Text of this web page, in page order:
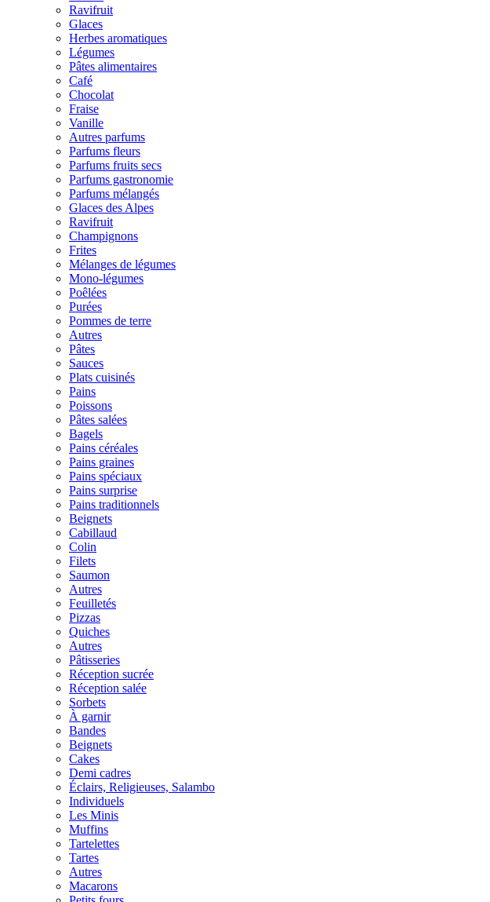
Ravifruit
Glaces
Herbes aromatiques
Légumes
Pâtes alimentaires
Café
Chocolat
Fraise
Vanille
Autres parfums
Parfums fleurs
Parfums fruits secs
Parfums gastronomie
Parfums mélangés
Glaces des Alpes
Ravifruit
Champignons
Frites
Mélanges de légumes
Mono-légumes
Poêlées
Purées
Pommes de terre
Autres
Pâtes
Sauces
Plats cuisinés
Pains
Poissons
Pâtes salées
Bagels
Pains céréales
Pains graines
Pains spéciaux
Pains surprise
Pains traditionnels
Beignets
Cabillaud
Colin
Filets
Saumon
Autres
Feuilletés
Pizzas
Quiches
Autres
Pâtisseries
Réception sucrée
Réception salée
Sorbets
À garnir
Bandes
Beignets
Cakes
Demi cadres
Éclairs, Religieuses, Salambo
Individuels
Les Minis
Muffins
Tartelettes
Tartes
Autres
Macarons